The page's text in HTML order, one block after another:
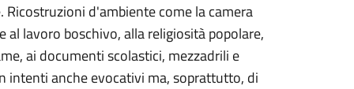
d'ambiente come la camera
lavoro boschivo, alla religiosità popolare,
ai documenti scolastici, mezzadrili e
intenti anche evocativi ma, soprattutto, di